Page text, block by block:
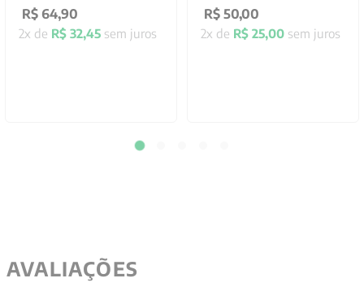
R$ 64,90
2x de R$ 32,45 sem juros
R$ 50,00
2x de R$ 25,00 sem juros
AVALIAÇÕES